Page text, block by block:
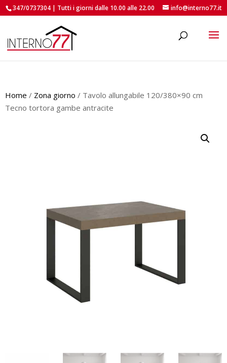
347/0737304 | Tutti i giorni dalle 10.00 alle 22.00 info@interno77.it
Home / Zona giorno / Tavolo allungabile 120/380×90 cm
Tecno tortora gambe antracite